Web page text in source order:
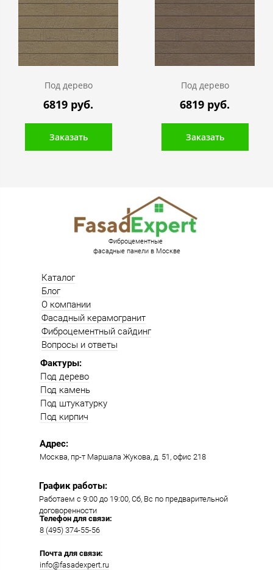
Под дерево
6819 руб.
Заказать
Под дерево
6819 руб.
Заказать
Фактуры:
Под дерево
Под камень
Под штукатурку
Под кирпич
Работаем с 9:00 до 19:00​, Сб, Вс по предварительной
договоренности
Москва, пр-т Маршала Жукова, д. 51, офис 218​​
Каталог
Блог
О компании
Фасадный керамогранит
Фиброцементный сайдинг
Вопросы и ответы
Адрес:
График работы:
Телефон для связи:
8 (495) 374-55-56​
Почта для связи:
info@fasadexpert.ru
Фиброцементные
фасадные панели в Москве